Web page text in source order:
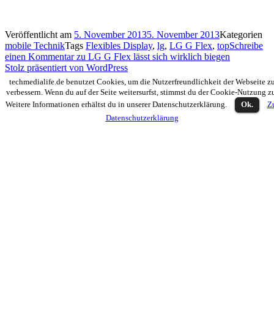
Veröffentlicht am 5. November 20135. November 2013Kategorien
mobile TechnikTags Flexibles Display, lg, LG G Flex, topSchreibe
einen Kommentarzu LG G Flex lässt sich wirklich biegen
Stolz präsentiert von WordPress
techmedialife.de benutzet Cookies, um die Nutzerfreundlichkeit der Webseite
verbessern. Wenn du auf der Seite weitersurfst, stimmst du der Cookie-Nutzung
Weitere Informationen erhältst du in unserer Datenschutzerklärung.
Ok.
Datenschutzerklärung